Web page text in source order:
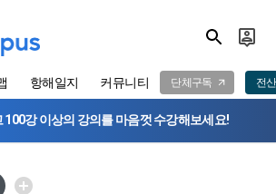
항해일지 커뮤니티 단체구독 전
100강 이상의 강의를 마음껏 수강해보세요!